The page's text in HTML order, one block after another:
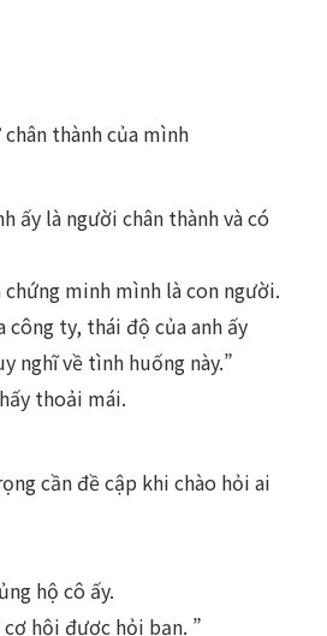
thành của mình
ấy là người chân thành và có
minh mình là con người.
công ty, thái độ của anh ấy
nghĩ về tình huống này.”
thoải mái.
cần đề cập khi chào hỏi ai
hộ cô ấy.
hội được hỏi bạn. ”